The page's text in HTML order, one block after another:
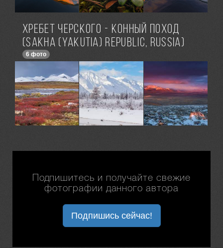
Хребет Черского - конный поход
(Sakha (Yakutia) Republic, Russia)
6 фото
Подпишитесь и получайте свежие
фотографии данного автора
Подпишись сейчас!